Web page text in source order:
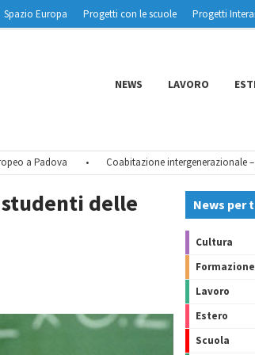
Spazio Europa Progetti con le scuole
Progetti
NEWS LAVORO
a Padova • Coabitazione intergenerazionale –
delle
News per
Cultura
Formazione
Lavoro
Estero
Scuola